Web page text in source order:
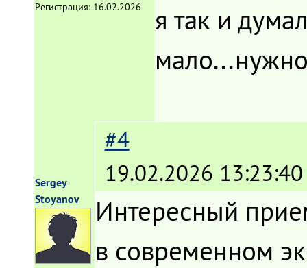
Регистрация: 16.02.2026
я так и
Sergey
Stoyanov
#4
19.02.2026 13:23:40
Интересный
в современном